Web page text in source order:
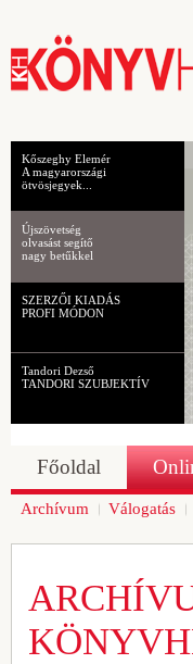
Kőszeghy Elemér
A magyarországi
ötvösjegyek...
Újszövetség
olvasást segítő
nagy betűkkel
SZERZŐI KIADÁS
PROFI MÓDON
Tandori Dezső
TANDORI SZUBJEKTÍV
Főoldal
Archívum Válogatás